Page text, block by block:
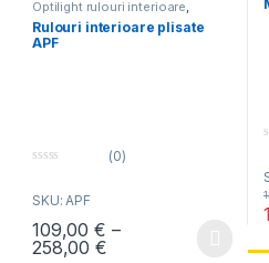
Optilight rulouri interioare,
Rulouri Fakro ,Rulouri Optilight
Rulouri interioare plisate
APF
u
o
f
5
(0)
SKU: APF
109,00€ –
258,00€Interval de prețuri:
Acest produs are mai multe
u
t
o
f